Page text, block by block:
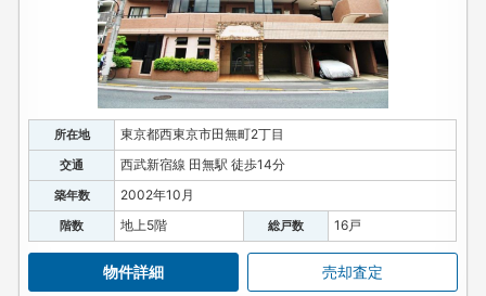
所在地 東京都西東京市田無町2丁目
交通 西武新宿線 田無駅 徒歩14分
築年数 2002年10月
階数 地上5階 総戸数 16戸
物件詳細 売却査定